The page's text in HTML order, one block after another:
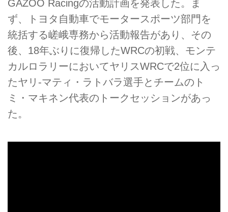
GAZOO Racingの活動計画を発表した。ま
ず、トヨタ自動車でモータースポーツ部門を
統括する嵯峨専務から活動報告があり、その
後、18年ぶりに復帰したWRCの初戦、モンテ
カルロラリーにおいてヤリスWRCで2位に入っ
たヤリ-マティ・ラトバラ選手とチームのト
ミ・マキネン代表のトークセッションがあっ
た。